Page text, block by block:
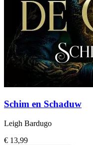
Schim en Schaduw
Leigh Bardugo
€ 13,99